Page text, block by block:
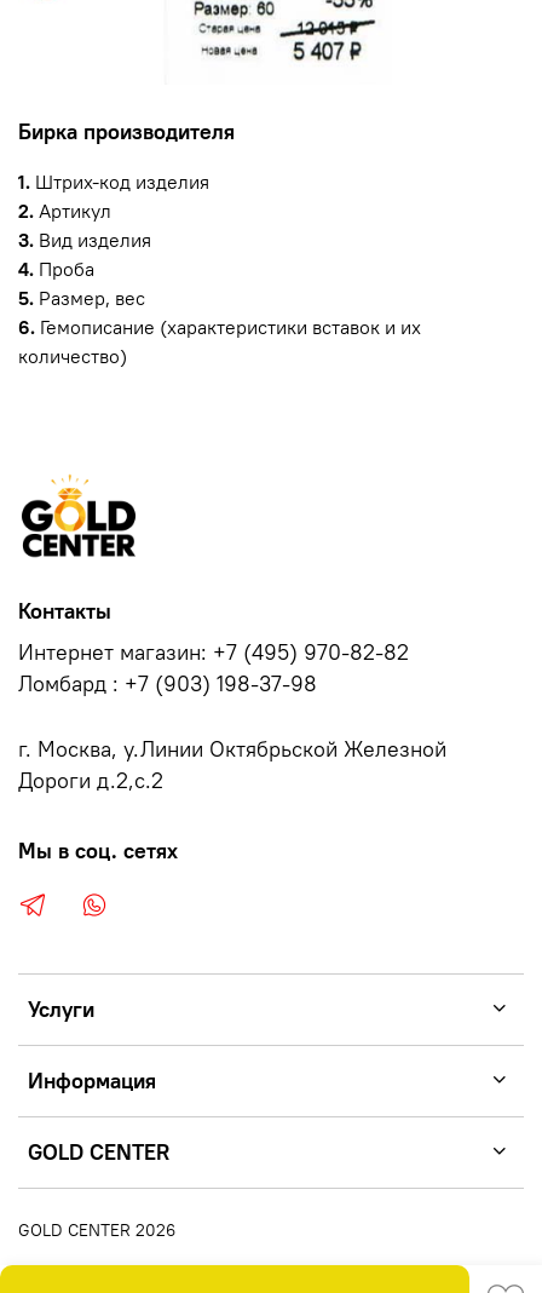
Бирка производителя
1. Штрих-код изделия
2. Артикул
3. Вид изделия
4. Проба
5. Размер, вес
6. Гемописание (характеристики вставок и их
количество)
Услуги
Информация
GOLD CENTER
Контакты
Интернет магазин: +7 (495) 970-82-82
Ломбард : +7 (903) 198-37-98
г. Москва, у.Линии Октябрьской Железной
Дороги д.2,с.2
Мы в соц. сетях
GOLD CENTER 2026